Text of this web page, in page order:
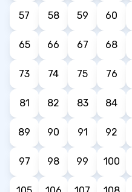
57 58 59 60
65 66 67 68
73 74 75 76
81 82 83 84
89 90 91 92
97 98 99 100